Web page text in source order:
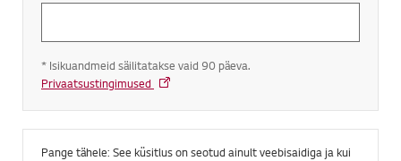
* Isikuandmeid säilitatakse vaid 90 päeva.
Privaatsustingimused
Pange tähele: See küsitlus on seotud ainult veebisaidiga ja kui